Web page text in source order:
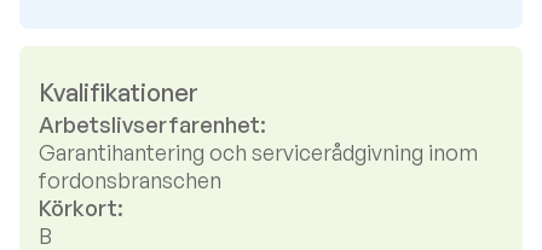
Kvalifikationer
Arbetslivserfarenhet:
Garantihantering och servicerådgivning inom
fordonsbranschen
Körkort:
B